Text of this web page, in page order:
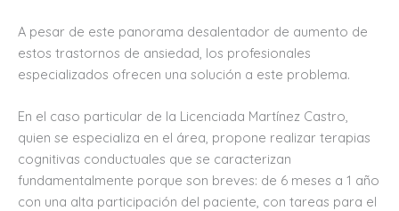
A pesar de este panorama desalentador de aumento de
estos trastornos de ansiedad, los profesionales
especializados ofrecen una solución a este problema.
En el caso particular de la Licenciada Martínez Castro,
quien se especializa en el área, propone realizar terapias
cognitivas conductuales que se caracterizan
fundamentalmente porque son breves: de 6 meses a 1 año
con una alta participación del paciente, con tareas para el